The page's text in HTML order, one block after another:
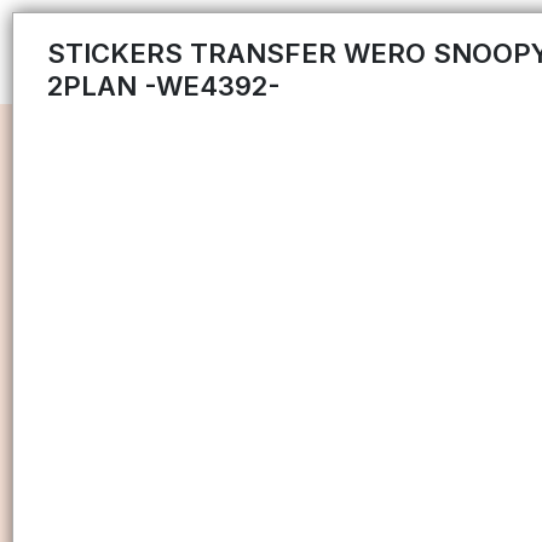
STICKERS TRANSFER WERO
2PLAN -WE4392-